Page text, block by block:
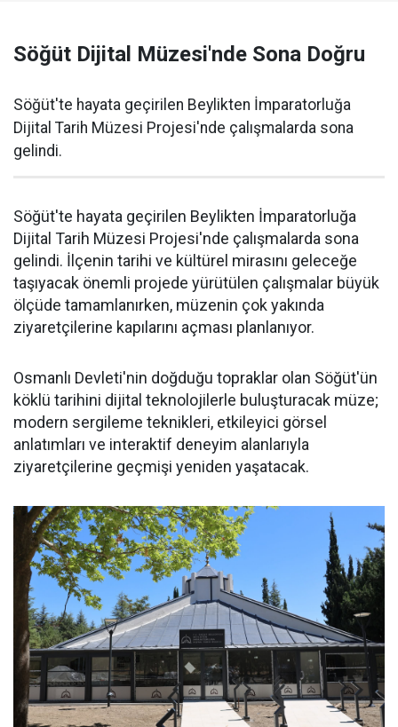
Söğüt Dijital Müzesi'nde Sona Doğru
Söğüt'te hayata geçirilen Beylikten İmparatorluğa
Dijital Tarih Müzesi Projesi'nde çalışmalarda sona
gelindi.
Söğüt'te hayata geçirilen Beylikten İmparatorluğa
Dijital Tarih Müzesi Projesi'nde çalışmalarda sona
gelindi. İlçenin tarihi ve kültürel mirasını geleceğe
taşıyacak önemli projede yürütülen çalışmalar büyük
ölçüde tamamlanırken, müzenin çok yakında
ziyaretçilerine kapılarını açması planlanıyor.
Osmanlı Devleti'nin doğduğu topraklar olan Söğüt'ün
köklü tarihini dijital teknolojilerle buluşturacak müze;
modern sergileme teknikleri, etkileyici görsel
anlatımları ve interaktif deneyim alanlarıyla
ziyaretçilerine geçmişi yeniden yaşatacak.